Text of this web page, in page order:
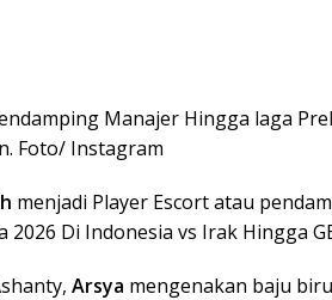
Manajer Hingga laga
Foto/ Instagram
menjadi Player Escort atau
Di Indonesia vs Irak Hingga
Arsya mengenakan baju